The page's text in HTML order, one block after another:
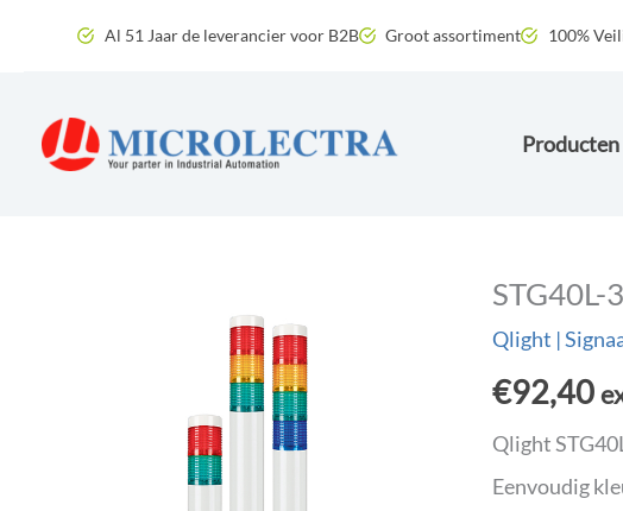
inhoud
Al 51 Jaar de leverancier voor B2B Groot assortiment 100%
Producten
Qlight |
€92,40
Qlight
Eenvoudig